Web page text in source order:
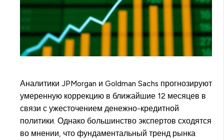
Аналитики JPMorgan и Goldman Sachs прогнозируют
умеренную коррекцию в ближайшие 12 месяцев в
связи с ужесточением денежно-кредитной
политики. Однако большинство экспертов сходятся
во мнении, что фундаментальный тренд рынка